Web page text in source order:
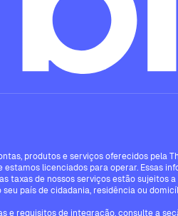
produtos e serviços oferecidos pela
estamos licenciados para operar. Essas
taxas de nossos serviços estão
país de cidadania, residência ou
e requisitos de integração, consulte a